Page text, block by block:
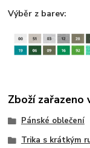
Výběr z barev:
Zboží zařazeno
Pánské oblečení
Trika s krátkým